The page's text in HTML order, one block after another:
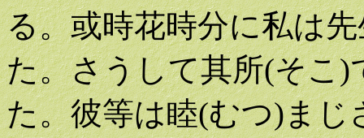
る。或時花時分に私は
た。さうして其所(そこ
た。彼等は睦(むつ)ま